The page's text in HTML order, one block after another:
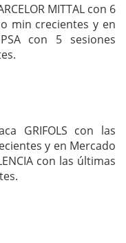
MITTAL con 6
min crecientes y en
con 5 sesiones
GRIFOLS con las
y en Mercado
con las últimas